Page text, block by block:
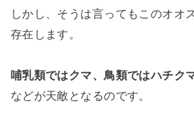
しかし、そうは言ってもこのオオ
存在します。
哺乳類ではクマ、鳥類ではハチク
などが天敵となるのです。